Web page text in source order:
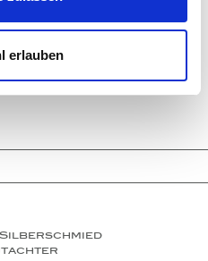
erlauben
Silberschmied